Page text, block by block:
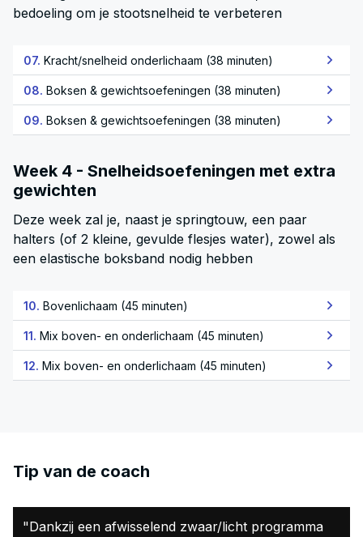
bedoeling om je stootsnelheid te verbeteren
07. Kracht/snelheid onderlichaam (38 minuten)
08. Boksen & gewichtsoefeningen (38 minuten)
09. Boksen & gewichtsoefeningen (38 minuten)
Week 4 - Snelheidsoefeningen met extra
gewichten
Deze week zal je, naast je springtouw, een paar
halters (of 2 kleine, gevulde flesjes water), zowel als
een elastische boksband nodig hebben
10. Bovenlichaam (45 minuten)
11. Mix boven- en onderlichaam (45 minuten)
12. Mix boven- en onderlichaam (45 minuten)
Tip van de coach
"Dankzij een afwisselend zwaar/licht programma